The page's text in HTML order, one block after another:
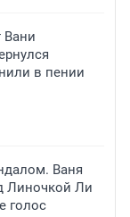
Вани
в пении
Ваня
Линочкой Ли
голос